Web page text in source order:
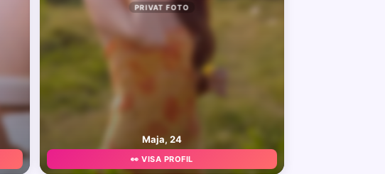
PRIVAT FOTO
Maja, 24
👀 VISA PROFIL